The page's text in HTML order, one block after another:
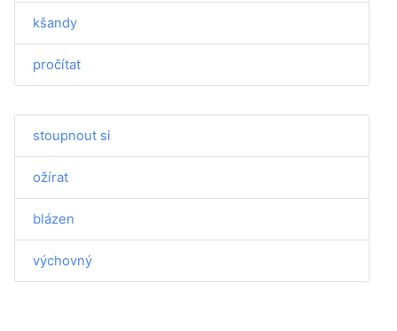
kšandy
pročítat
stoupnout si
ožírat
blázen
výchovný